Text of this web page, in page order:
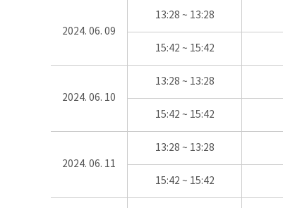
2024. 06. 09
13:28 ~ 13:28
15:42 ~ 15:42
2024. 06. 10
13:28 ~ 13:28
15:42 ~ 15:42
2024. 06. 11
13:28 ~ 13:28
15:42 ~ 15:42